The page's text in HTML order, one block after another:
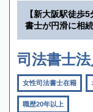
【新大阪駅徒歩
書士が円滑に相
司法書士
女性司法書士在籍
職歴20年以上